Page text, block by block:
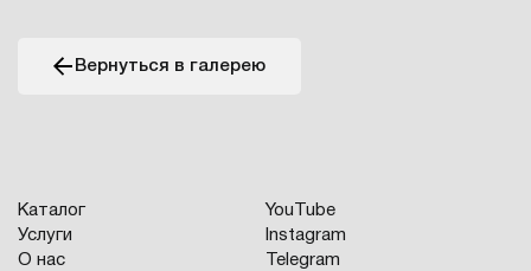
Вернуться в галерею
Каталог
Услуги
О нас
YouTube
Instagram
Telegram